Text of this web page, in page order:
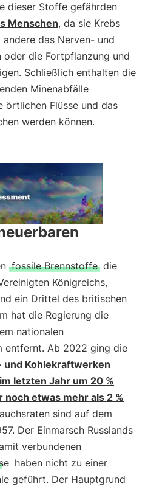
dieser Stoffe gefährden
Menschen, da sie Krebs
das Nerven- und
oder die Fortpflanzung und
Schließlich enthalten die
Minenabfälle
örtlichen Flüsse und das
werden können.
fossile Brennstoffe die
Königreichs,
ein Drittel des britischen
hat die Regierung die
nationalen
entfernt. Ab 2022 ging die
und Kohlekraftwerken
letzten Jahr um 20 %
noch etwas mehr als 2 %
sind auf dem
Der Einmarsch Russlands
verbundenen
haben nicht zu einer
geführt. Der Hauptgrund